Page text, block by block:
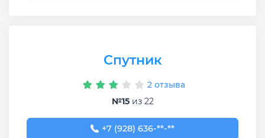
Спутник
2 отзыва
№15из 22
+7 (928) 636-85-86
+7 (928) 636-**-**